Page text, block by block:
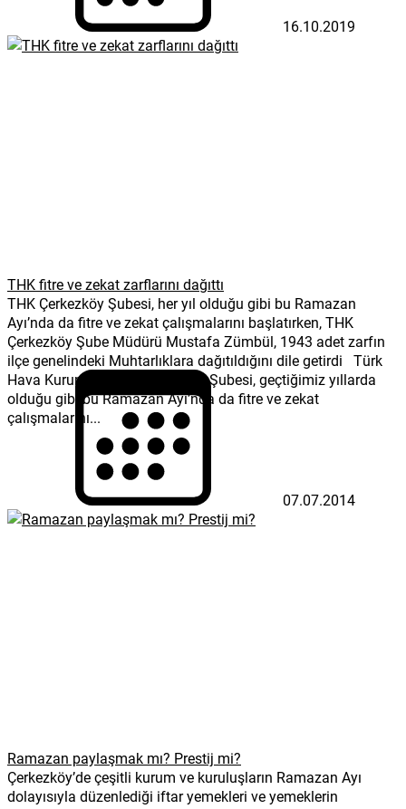
16.10.2019
THK fitre ve zekat zarflarını dağıttı
THK Çerkezköy Şubesi, her yıl olduğu gibi bu Ramazan
Ayı’nda da fitre ve zekat çalışmalarını başlatırken, THK
Çerkezköy Şube Müdürü Mustafa Zümbül, 1943 adet zarfın
ilçe genelindeki Muhtarlıklara dağıtıldığını dile getirdi Türk
Hava Kurumu (THK) Çerkezköy Şubesi, geçtiğimiz yıllarda
olduğu gibi bu Ramazan Ayı’nda da fitre ve zekat
çalışmalarını...
07.07.2014
Ramazan paylaşmak mı? Prestij mi?
Çerkezköy’de çeşitli kurum ve kuruluşların Ramazan Ayı
dolayısıyla düzenlediği iftar yemekleri ve yemeklerin